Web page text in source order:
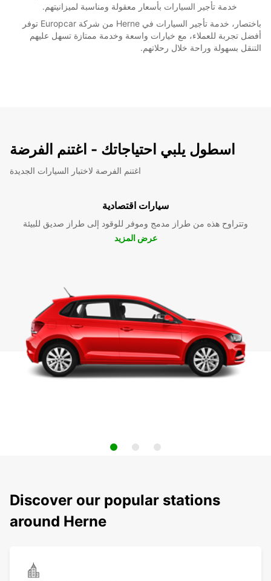
خدمة تأجير السيارات بأسعار معقولة ومناسبة لميزانيتهم.
باختصار، خدمة تأجير السيارات في Herne من شركة Europcar توفر
أفضل تجربة للعملاء، مع خيارات واسعة وخدمة ممتازة تسهل عليهم
التنقل بسهولة وراحة خلال رحلاتهم.
اسطول يلبي احتياجاتك - اغتنم الفرضة
اغتنم الفرصة لاختبار السيارات الجديدة
سيارات اقتصادية
وتتراوح هذه من طراز مدمج وموفر للوقود إلى طراز صديق للبيئة
عرض المزيد
Discover our popular stations
around Herne